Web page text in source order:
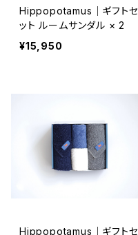
Hippopotamus｜ギフトセ
ット ルームサンダル × 2
¥15,950
Hippopotamus｜ギフトセ